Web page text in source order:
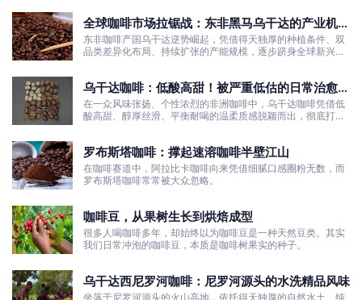
全球咖啡市场拉锯战：东非黑马乌干达的产业机遇
与发展真相
东非咖啡产国乌干达逆势崛起，凭借得天独厚的种植条件、双
品类差异化布局、持续扩张的产能规模，逐步跻身全球新兴咖
乌干达咖啡：低酸高甜！被严重低估的日常治愈口
粮豆
在一众风味张扬、个性浓烈的非洲咖啡中，乌干达咖啡凭借低
酸高甜、醇厚丝滑、平衡耐喝的温柔质感脱颖而出，彻底打破
罗布斯塔咖啡：撑起速溶咖啡半壁江山
在咖啡赛道中，阿拉比卡咖啡向来凭借细腻口感圈粉无数，而
罗布斯塔咖啡常常被大众忽略。
咖啡豆，从果树生长到烘焙成型
很多人喝咖啡多年，却始终以为咖啡豆是一种天然豆类。其实
我们日常冲泡的咖啡豆，本质是咖啡树果实的种子。
乌干达西尼罗河咖啡：尼罗河源头的水洗精品风味
坐落于尼罗河源头的火山高地，依托得天独厚的自然水土、纯